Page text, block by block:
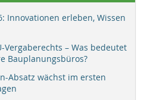
Innovationen erleben, Wissen
Vergaberechts – Was bedeutet
Bauplanungsbüros?
Absatz wächst im ersten